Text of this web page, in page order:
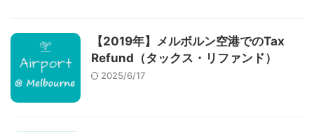
【2019年】メルボルン空港でのTax
Refund（タックス・リファンド）
2025/6/17